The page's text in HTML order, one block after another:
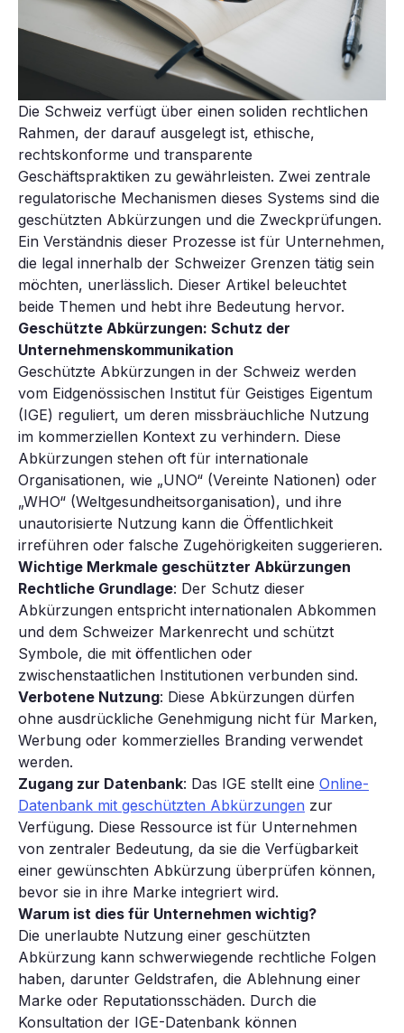
Die Schweiz verfügt über einen soliden rechtlichen
Rahmen, der darauf ausgelegt ist, ethische,
rechtskonforme und transparente
Geschäftspraktiken zu gewährleisten. Zwei zentrale
regulatorische Mechanismen dieses Systems sind die
geschützten Abkürzungen und die Zweckprüfungen.
Ein Verständnis dieser Prozesse ist für Unternehmen,
die legal innerhalb der Schweizer Grenzen tätig sein
möchten, unerlässlich. Dieser Artikel beleuchtet
beide Themen und hebt ihre Bedeutung hervor.
Geschützte Abkürzungen: Schutz der
Unternehmenskommunikation
Geschützte Abkürzungen in der Schweiz werden
vom Eidgenössischen Institut für Geistiges Eigentum
(IGE) reguliert, um deren missbräuchliche Nutzung
im kommerziellen Kontext zu verhindern. Diese
Abkürzungen stehen oft für internationale
Organisationen, wie „UNO“ (Vereinte Nationen) oder
„WHO“ (Weltgesundheitsorganisation), und ihre
unautorisierte Nutzung kann die Öffentlichkeit
irreführen oder falsche Zugehörigkeiten suggerieren.
Wichtige Merkmale geschützter Abkürzungen
Rechtliche Grundlage: Der Schutz dieser
Abkürzungen entspricht internationalen Abkommen
und dem Schweizer Markenrecht und schützt
Symbole, die mit öffentlichen oder
zwischenstaatlichen Institutionen verbunden sind.
Verbotene Nutzung: Diese Abkürzungen dürfen
ohne ausdrückliche Genehmigung nicht für Marken,
Werbung oder kommerzielles Branding verwendet
werden.
Zugang zur Datenbank: Das IGE stellt eine Online-
Datenbank mit geschützten Abkürzungen zur
Verfügung. Diese Ressource ist für Unternehmen
von zentraler Bedeutung, da sie die Verfügbarkeit
einer gewünschten Abkürzung überprüfen können,
bevor sie in ihre Marke integriert wird.
Warum ist dies für Unternehmen wichtig?
Die unerlaubte Nutzung einer geschützten
Abkürzung kann schwerwiegende rechtliche Folgen
haben, darunter Geldstrafen, die Ablehnung einer
Marke oder Reputationsschäden. Durch die
Konsultation der IGE-Datenbank können